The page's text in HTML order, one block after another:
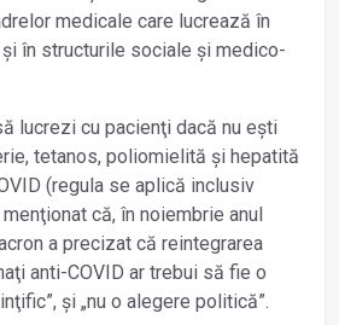
medicale care lucrează în
în structurile sociale și medico-
lucrezi cu pacienţi dacă nu ești
tetanos, poliomielită și hepatită
(regula se aplică inclusiv
că, în noiembrie anul
a precizat că reintegrarea
anti-COVID ar trebui să fie o
și „nu o alegere politică”.